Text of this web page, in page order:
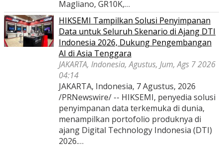
Magliano, GR10K,…
HIKSEMI Tampilkan Solusi Penyimpanan
Data untuk Seluruh Skenario di Ajang DTI
Indonesia 2026, Dukung Pengembangan
AI di Asia Tenggara
JAKARTA, Indonesia, Agustus, Jum, Ags 7 2026
04:14
JAKARTA, Indonesia, 7 Agustus, 2026
/PRNewswire/ -- HIKSEMI, penyedia solusi
penyimpanan data terkemuka di dunia,
menampilkan portofolio produknya di
ajang Digital Technology Indonesia (DTI)
2026.…